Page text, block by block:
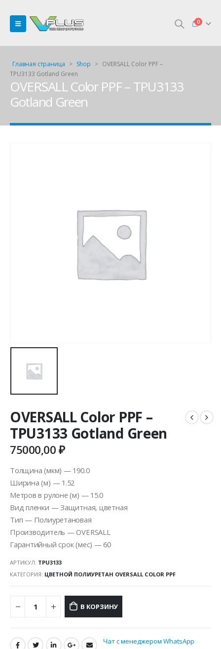
0
Главная страница > Shop > OVERSALL Color PPF –
TPU3133 Gotland Green
OVERSALL Color PPF – TPU3133
Gotland Green
OVERSALL Color PPF –
TPU3133 Gotland Green
75000,00₽
Толщина (мкм) — 190.0
Ширина (м) — 1.52
Метров в рулоне (м) — 15.0
Вид пленки — Защитная, цветная
Тип — Полиуретановая
Производитель — OVERSALL
Гарантийный срок (мес) — 60
АРТИКУЛ: TPU3133
КАТЕГОРИЯ: ЦВЕТНОЙ ПОЛИУРЕТАН OVERSALL COLOR PPF
В КОРЗИНУ
Чат с менеджером WhatsApp